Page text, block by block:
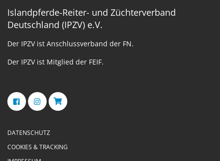
Islandpferde-Reiter- und Züchterverband
Deutschland (IPZV) e.V.
Der IPZV ist Anschlussverband der FN.
Der IPZV ist Mitglied der FEIF.
DATENSCHUTZ
COOKIES & TRACKING